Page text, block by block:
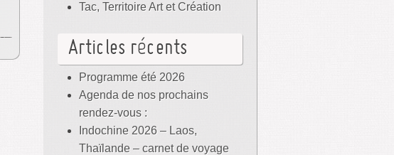
Tac, Territoire Art et Création
Articles récents
Programme été 2026
Agenda de nos prochains
rendez-vous :
Indochine 2026 – Laos,
Thaïlande – carnet de voyage